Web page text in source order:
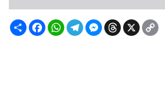
SambungFacebook
WhatsApp
TelegramMessenger
Threads
X